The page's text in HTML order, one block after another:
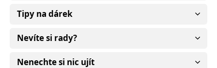
Tipy na dárek
Nevíte si rady?
Nenechte si nic ujít